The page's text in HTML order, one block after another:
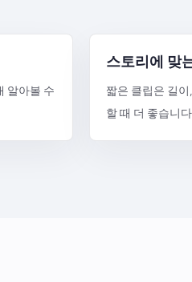
알아볼 수
스토리에 맞
짧은 클립은 길
할 때 더 좋습니